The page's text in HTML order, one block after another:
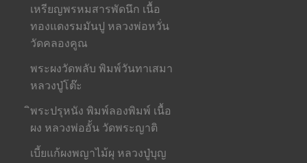
เหรียญพรหมสารพัดนึก เนื้อ
ทองแดงรมมันปู หลวงพ่อหวั่น
วัดคลองคูณ
พระผงวัดพลับ พิมพ์วันทาเสมา
หลวงปู่โต๊ะ
ิพระปรุหนัง พิมพ์ลองพิมพ์ เนื้อ
ผง หลวงพ่ออั้น วัดพระญาติ
เบี้ยแก้ผงพญาไม้ผุ หลวงปู่บุญ